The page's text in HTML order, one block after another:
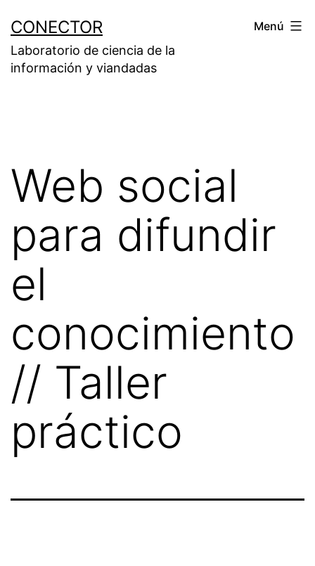
contenido
CONECTOR
Laboratorio de ciencia de la
información y viandadas
Menú
Web social
para difundir
el
conocimiento
// Taller
práctico